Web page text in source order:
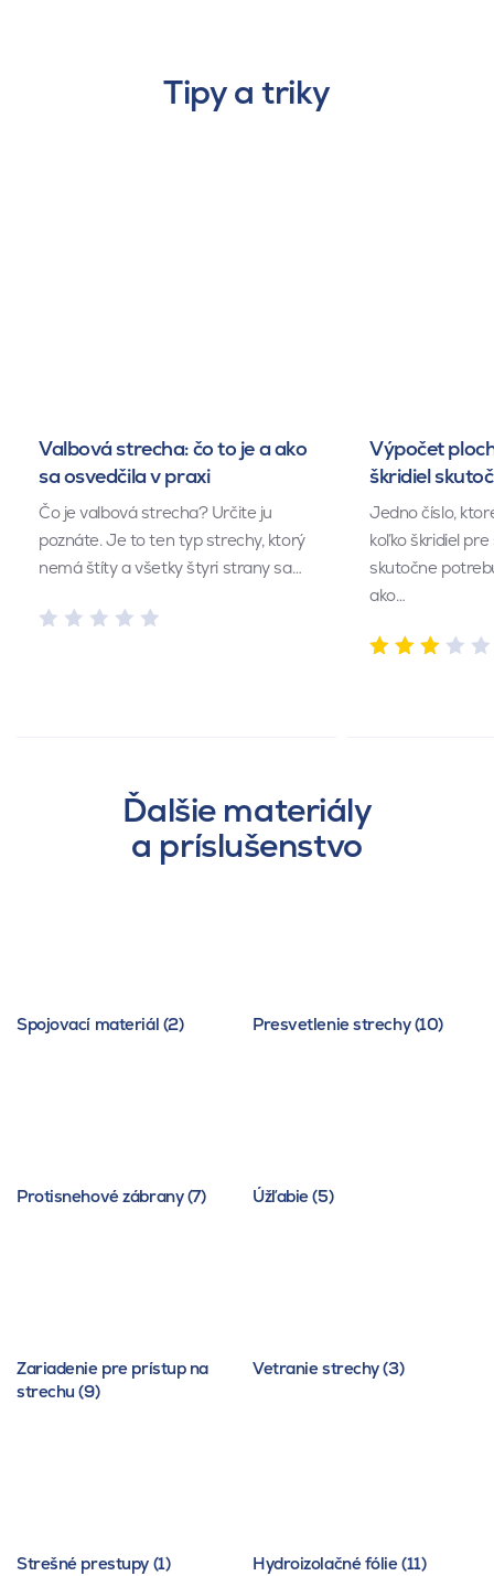
Tipy a triky
Valbová strecha: čo to je a ako
sa osvedčila v praxi
Čo je valbová strecha? Určite ju
poznáte. Je to ten typ strechy, ktorý
nemá štíty a všetky štyri strany sa…
Výpočet
škridiel
Jedno číslo,
koľko škridiel
skutočne
ako…
Ďalšie materiály
a príslušenstvo
Spojovací materiál (2) Presvetlenie strechy (10)
Protisnehové zábrany (7) Úžľabie (5)
Zariadenie pre prístup na
strechu (9)
Vetranie strechy (3)
Strešné prestupy (1) Hydroizolačné fólie (11)